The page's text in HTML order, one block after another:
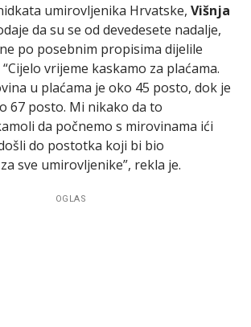
umirovljenika Hrvatske, Višnja
da su se od devedesete nadalje,
po posebnim propisima dijelile
vrijeme kaskamo za plaćama.
u plaćama je oko 45 posto, dok je
67 posto. Mi nikako da to
da počnemo s mirovinama ići
do postotka koji bi bio
sve umirovljenike”, rekla je.
OGLAS